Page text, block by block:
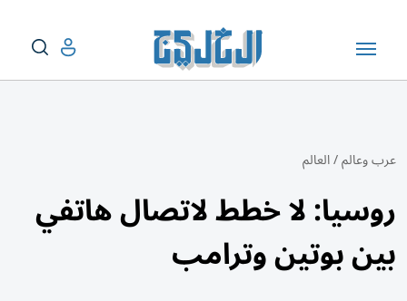
عرب وعالم/العالم
روسيا: لا خطط لاتصال هاتفي
بين بوتين وترامب